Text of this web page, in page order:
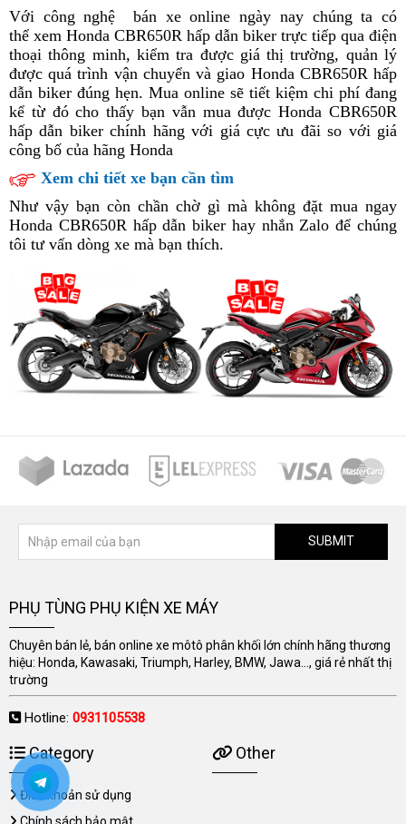
hư
vặt
Với công nghệ
sử
dụng
bán xe online ngày nayvoucher
Honda
CBR650R
hot
2023
chúng ta có
thể xem Honda CBR650R hấp dẫn biker trực tiếp qua điện
thoại thông minh, Honda
CBR650R
hot
2023
kiểm tra được giá thị trường, quản lý
được quá trình vận chuyển và giao Honda CBR650R hấp
dẫn biker đúng hẹn. đánh
giá
Mua online Honda
CBR650R
hot
sẽ tiết kiệm chi phí đang
kể từ đó cho thấy giá
xuất
xưởng
bạn vẫn mua được Honda CBR650R
hấp dẫn biker chính hãng công
mới
với giá cực ưu đãigiá
CBR650R
hấp
so với giá
công bố của hãng Honda
cứu
hộ
Xem chi tiết xe bạn cần tìm
Như vậy soi
chi
tiết
bạn còn chần chờ gì giá
ưu
đãi
CBR650R
hấp
dẫn
mà không nhược
điểm
đặt mua ngay
Honda CBR650R hấp dẫn biker haygiá
nhắn Zalo để chúng
tôi tư vấn tem
đẹp
hấp
dẫn
dòng xe mà bạn thíchtăng
phán
đoán
.
SUBMIT
PHỤ TÙNG PHỤ KIỆN XE MÁY
Chuyên bán lẻ, bán online xe môtô phân khối lớn chính hãng thương
hiệu: Honda, Kawasaki, Triumph, Harley, BMW, Jawa..., giá rẻ nhất thị
trường
Hotline: 0931105538
Category
Điều khoản sử dụng
Chính sách bảo mật
Other